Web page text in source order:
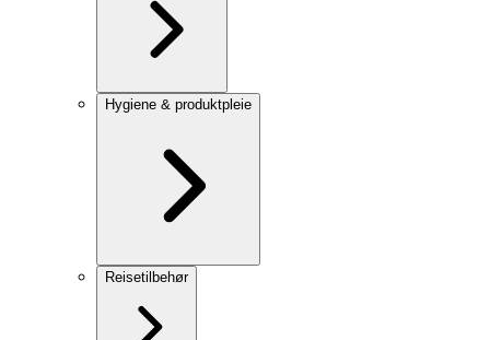
Hygiene & produktpleie
Reisetilbehør